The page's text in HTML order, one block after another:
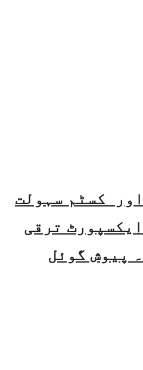
اور کسٹم سہولت
ترقی
پیوش گوئل